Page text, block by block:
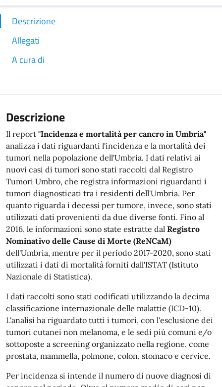
Descrizione
Allegati
A cura di
Descrizione
Il report "Incidenza e mortalità per cancro in Umbria"
analizza i dati riguardanti l'incidenza e la mortalità dei
tumori nella popolazione dell'Umbria. I dati relativi ai
nuovi casi di tumori sono stati raccolti dal Registro
Tumori Umbro, che registra informazioni riguardanti i
tumori diagnosticati tra i residenti dell'Umbria. Per
quanto riguarda i decessi per tumore, invece, sono stati
utilizzati dati provenienti da due diverse fonti. Fino al
2016, le informazioni sono state estratte dal Registro
Nominativo delle Cause di Morte (ReNCaM)
dell'Umbria, mentre per il periodo 2017-2020, sono stati
utilizzati i dati di mortalità forniti dall'ISTAT (Istituto
Nazionale di Statistica).
I dati raccolti sono stati codificati utilizzando la decima
classificazione internazionale delle malattie (ICD-10).
L'analisi ha riguardato tutti i tumori, con l'esclusione dei
tumori cutanei non melanoma, e le sedi più comuni e/o
sottoposte a screening organizzato nella regione, come
prostata, mammella, polmone, colon, stomaco e cervice.
Per incidenza si intende il numero di nuove diagnosi di